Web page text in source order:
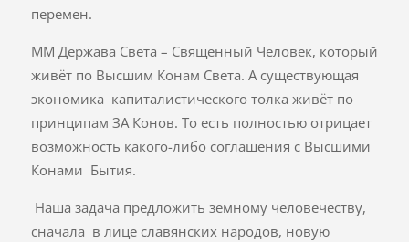
перемен.
ММ Держава Света – Священный Человек, который
живёт по Высшим Конам Света. А существующая
экономика капиталистического толка живёт по
принципам ЗА Конов. То есть полностью отрицает
возможность какого-либо соглашения с Высшими
Конами Бытия.
Наша задача предложить земному человечеству,
сначала в лице славянских народов, новую